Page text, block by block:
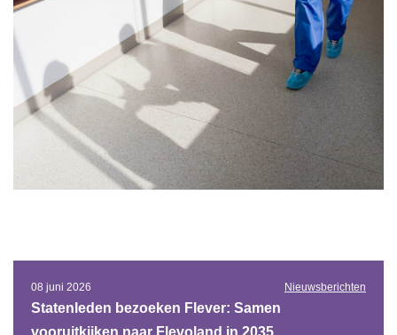
08 juni 2026 Nieuwsberichten
Statenleden bezoeken Flever: Samen
vooruitkijken naar Flevoland in 2035